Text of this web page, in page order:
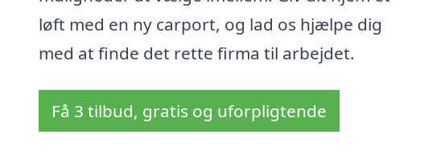
løft med en ny carport, og lad os hjælpe dig
med at finde det rette firma til arbejdet.
Få 3 tilbud, gratis og uforpligtende